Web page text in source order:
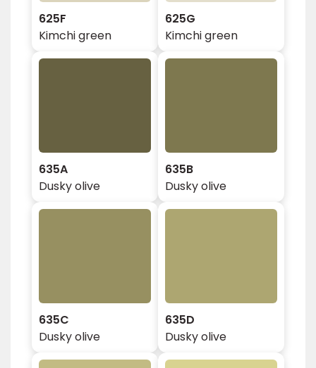
625F
Kimchi green
625G
Kimchi green
635A
Dusky olive
635B
Dusky olive
635C
Dusky olive
635D
Dusky olive